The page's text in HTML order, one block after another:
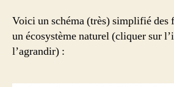
Voici un schéma (très) simplifié des
un écosystème naturel (cliquer sur
l’agrandir) :